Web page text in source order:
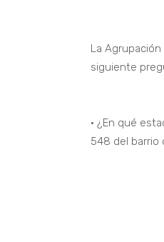
La
siguiente
• ¿En qué
548 del barrio